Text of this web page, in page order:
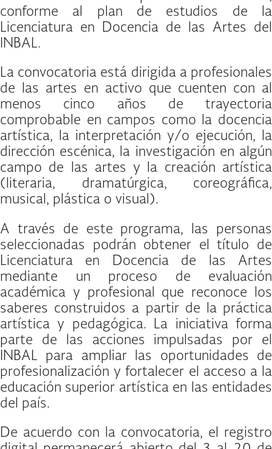
conforme al plan de estudios de la
Licenciatura en Docencia de las Artes del
INBAL.
La convocatoria está dirigida a profesionales
de las artes en activo que cuenten con al
menos cinco años de trayectoria
comprobable en campos como la docencia
artística, la interpretación y/o ejecución, la
dirección escénica, la investigación en algún
campo de las artes y la creación artística
(literaria, dramatúrgica, coreográfica,
musical, plástica o visual).
A través de este programa, las personas
seleccionadas podrán obtener el título de
Licenciatura en Docencia de las Artes
mediante un proceso de evaluación
académica y profesional que reconoce los
saberes construidos a partir de la práctica
artística y pedagógica. La iniciativa forma
parte de las acciones impulsadas por el
INBAL para ampliar las oportunidades de
profesionalización y fortalecer el acceso a la
educación superior artística en las entidades
del país.
De acuerdo con la convocatoria, el registro